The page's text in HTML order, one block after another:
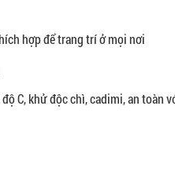
hợp để trang trí ở mọi nơi
C, khử độc chì, cadimi, an toàn